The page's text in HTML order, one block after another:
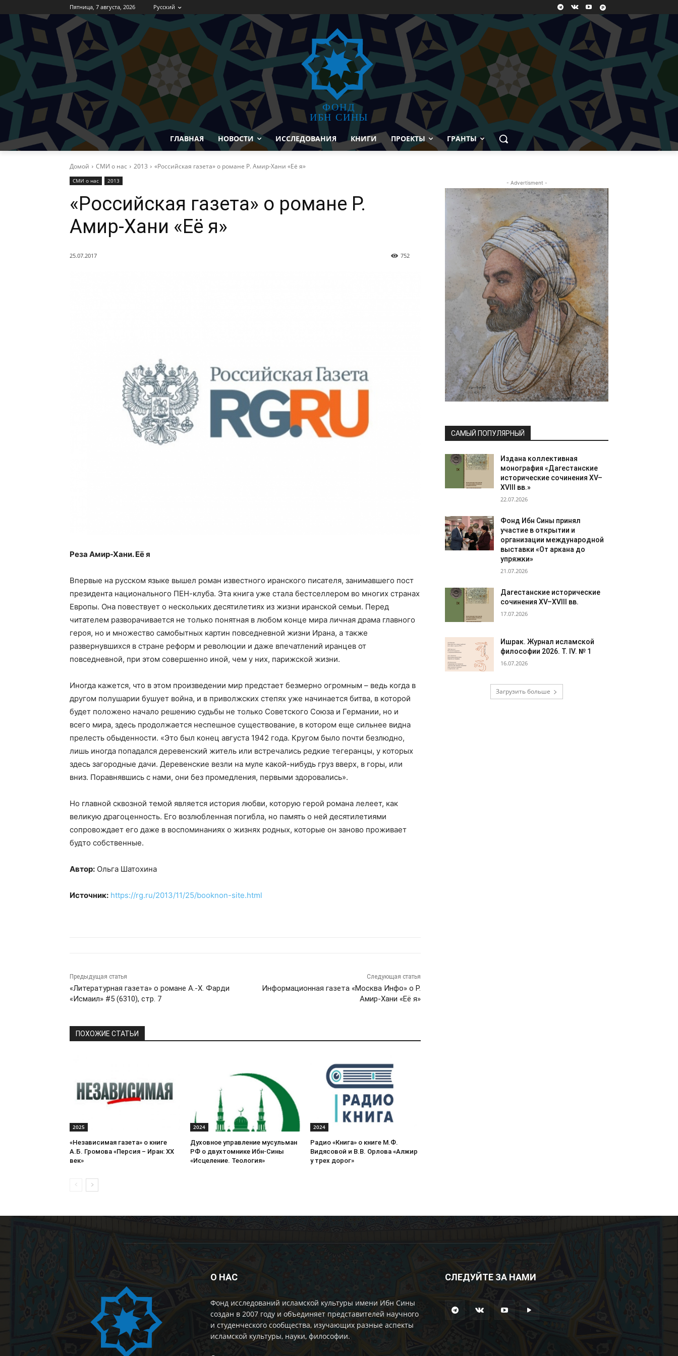
Пятница, 7 августа, 2026 Русский
ФОНД
ИБН СИНЫ
ГЛАВНАЯ НОВОСТИ ИССЛЕДОВАНИЯ КНИГИ ПРОЕКТЫ ГРАНТЫ
Домой СМИ о нас 2013 «Российская газета» о романе Р. Амир-Хани «Её я»
СМИ о нас 2013
«Российская газета» о романе Р.
Амир-Хани «Её я»
25.07.2017 752
Реза Амир-Хани. Её я
Впервые на русском языке вышел роман известного иранского писателя, занимавшего пост
президента национального ПЕН-клуба. Эта книга уже стала бестселлером во многих странах
Европы. Она повествует о нескольких десятилетиях из жизни иранской семьи. Перед
читателем разворачивается не только понятная в любом конце мира личная драма главного
героя, но и множество самобытных картин повседневной жизни Ирана, а также
развернувшихся в стране реформ и революции и даже впечатлений иранцев от
повседневной, при этом совершенно иной, чем у них, парижской жизни.
Иногда кажется, что в этом произведении мир предстает безмерно огромным – ведь когда в
другом полушарии бушует война, и в приволжских степях уже начинается битва, в которой
будет положено начало решению судьбы не только Советского Союза и Германии, но и
всего мира, здесь продолжается неспешное существование, в котором еще сильнее видна
прелесть обыденности. «Это был конец августа 1942 года. Кругом было почти безлюдно,
лишь иногда попадался деревенский житель или встречались редкие тегеранцы, у которых
здесь загородные дачи. Деревенские везли на муле какой-нибудь груз вверх, в горы, или
вниз. Поравнявшись с нами, они без промедления, первыми здоровались».
Но главной сквозной темой является история любви, которую герой романа лелеет, как
великую драгоценность. Его возлюбленная погибла, но память о ней десятилетиями
сопровождает его даже в воспоминаниях о жизнях родных, которые он заново проживает
будто собственные.
Автор: Ольга Шатохина
Источник: https://rg.ru/2013/11/25/booknon-site.html
Предыдущая статья
«Литературная газета» о романе А.-Х. Фарди
«Исмаил» #5 (6310), стр. 7
Следующая статья
Информационная газета «Москва Инфо» о Р.
Амир-Хани «Её я»
ПОХОЖИЕ СТАТЬИ
2025
«Независимая газета» о книге
А.Б. Громова «Персия – Иран: ХХ
век»
2024
Духовное управление мусульман
РФ о двухтомнике Ибн-Сины
«Исцеление. Теология»
2024
Радио «Книга» о книге М.Ф.
Видясовой и В.В. Орлова «Алжир
у трех дорог»
- Advertisment -
САМЫЙ ПОПУЛЯРНЫЙ
Издана коллективная
монография «Дагестанские
исторические сочинения XV–
XVIII вв.»
22.07.2026
Фонд Ибн Сины принял
участие в открытии и
организации международной
выставки «От аркана до
упряжки»
21.07.2026
Дагестанские исторические
сочинения XV–XVIII вв.
17.07.2026
Ишрак. Журнал исламской
философии 2026. Т. IV. № 1
16.07.2026
Загрузить больше
О НАС
Фонд исследований исламской культуры имени Ибн Сины
создан в 2007 году и объединяет представителей научного
и студенческого сообщества, изучающих разные аспекты
исламской культуры, науки, философии.
СЛЕДУЙТЕ ЗА НАМИ